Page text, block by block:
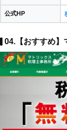
公式HP
04.【おすすめ】